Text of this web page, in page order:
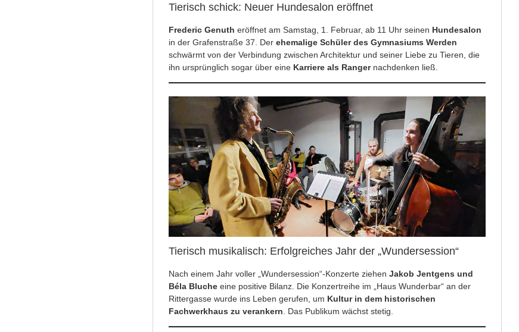
Tierisch schick: Neuer Hundesalon eröffnet
Frederic Genuth eröffnet am Samstag, 1. Februar, ab 11 Uhr seinen Hundesalon
in der Grafenstraße 37. Der ehemalige Schüler des Gymnasiums Werden
schwärmt von der Verbindung zwischen Architektur und seiner Liebe zu Tieren, die
ihn ursprünglich sogar über eine Karriere als Rangernachdenken ließ.
Tierisch musikalisch: Erfolgreiches Jahr der „Wundersession“
Nach einem Jahr voller „Wundersession“-Konzerte ziehen Jakob Jentgens und
Béla Blucheeine positive Bilanz. Die Konzertreihe im „Haus Wunderbar“ an der
Rittergasse wurde ins Leben gerufen, um Kultur in dem historischen
Fachwerkhaus zu verankern. Das Publikum wächst stetig.